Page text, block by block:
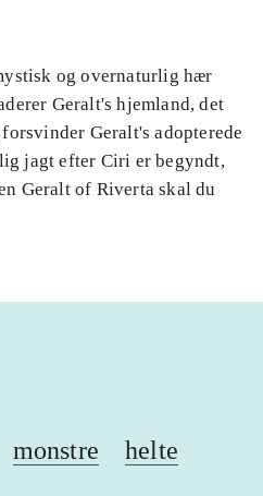
og overnaturlig hær
Geralt's hjemland, det
Geralt's adopterede
jagt efter Ciri er begyndt,
Geralt of Riverta skal du
monstre helte